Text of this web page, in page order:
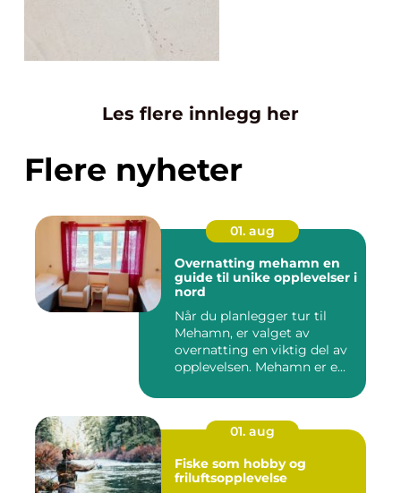
Les flere innlegg her
Flere nyheter
01. aug
Overnatting mehamn en
guide til unike opplevelser i
nord
Når du planlegger tur til
Mehamn, er valget av
overnatting en viktig del av
opplevelsen. Mehamn er e...
01. aug
Fiske som hobby og
friluftsopplevelse